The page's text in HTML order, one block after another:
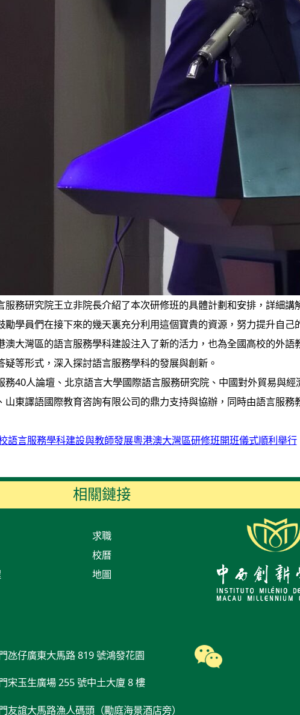
服務研究院王立非院長介紹了本次研修班的具體計劃和安排，詳細
勵學員們在接下來的幾天裏充分利用這個寶貴的資源，努力提升自
澳大灣區的語言服務學科建設注入了新的活力，也為全國高校的外
疑等形式，深入探討語言服務學科的發展與創新。
務40人論壇、北京語言大學國際語言服務研究院、中國對外貿易與
山東譯語國際教育咨詢有限公司的鼎力支持與協辦，同時由語言服
語言服務學科建設與教師發展粵港澳大灣區研修班開班儀式順利舉行
相關鏈接
求職
校曆
地圖
氹仔廣東大馬路 819 號鴻發花園
宋玉生廣場 255 號中土大廈 8 樓
友誼大馬路漁人碼頭（勵庭海景酒店旁）